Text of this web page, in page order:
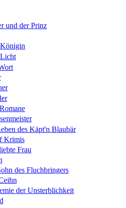
und der Prinz
des Käpt'n Blaubär
Krimis
Frau
des Fluchbringers
der Unsterblichkeit